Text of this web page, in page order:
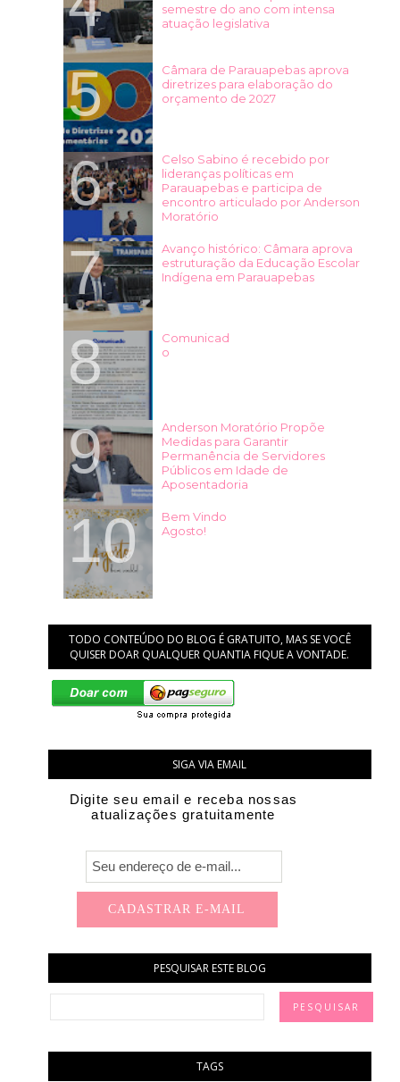
semestre do ano com intensa
atuação legislativa
Câmara de Parauapebas aprova
diretrizes para elaboração do
orçamento de 2027
Celso Sabino é recebido por
lideranças políticas em
Parauapebas e participa de
encontro articulado por Anderson
Moratório
Avanço histórico: Câmara aprova
estruturação da Educação Escolar
Indígena em Parauapebas
Comunicad
o
Anderson Moratório Propõe
Medidas para Garantir
Permanência de Servidores
Públicos em Idade de
Aposentadoria
Bem Vindo
Agosto!
TODO CONTEÚDO DO BLOG É GRATUITO, MAS SE VOCÊ
QUISER DOAR QUALQUER QUANTIA FIQUE A VONTADE.
SIGA VIA EMAIL
Digite seu email e receba nossas
atualizações gratuitamente
PESQUISAR ESTE BLOG
TAGS